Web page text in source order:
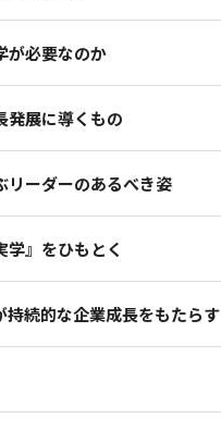
が必要なのか
発展に導くもの
リーダーのあるべき姿
学』をひもとく
持続的な企業成長をもたらす